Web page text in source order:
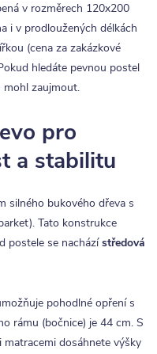
v rozměrech 120x200
i v prodloužených délkách
(cena za zakázkové
hledáte pevnou postel
mohl zaujmout.
pro
a stabilitu
silného bukového dřeva s
Tato konstrukce
postele se nacházístředová
pohodlné opření s
rámu (bočnice) je 44 cm. S
dosáhnete výšky